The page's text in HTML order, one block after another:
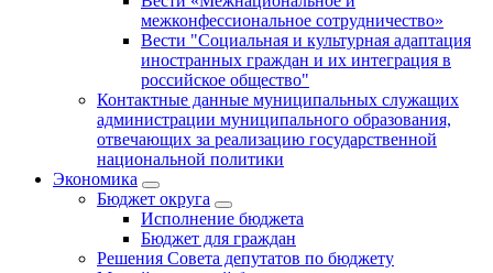
межконфессиональное сотрудничество»
Вести "Социальная и культурная адаптация
иностранных граждан и их интеграция в
российское общество"
Контактные данные муниципальных служащих
администрации муниципального образования,
отвечающих за реализацию государственной
национальной политики
Экономика
Бюджет округa
Исполнение бюджета
Бюджет для граждан
Решения Совета депутатов по бюджету